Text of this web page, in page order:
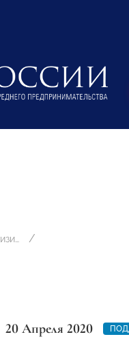
Поддержка МСП. Антикризисные меры
20 Апреля 2020